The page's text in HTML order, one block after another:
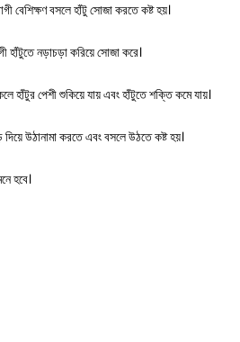
বেশিক্ষণ বসলে হাঁটু সোজা করতে কষ্ট হয়।
নড়াচড়া করিয়ে সোজা করে।
হাঁটুর পেশী শুকিয়ে যায় এবং হাঁটুতে শক্তি কমে যায়।
দিয়ে উঠানামা করতে এবং বসলে উঠতে কষ্ট হয়।
হবে।